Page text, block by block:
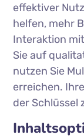
effektiver
helfen, mehr
Interaktion
Sie auf
nutzen Sie
erreichen.
der Schlüssel